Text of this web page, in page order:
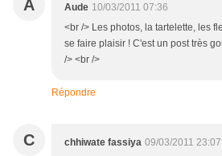
A Aude 10/03/2011 07:36
<br /> Les photos, la tartelette, les
se faire plaisir ! C'est un post très
/> <br />
Répondre
C chhiwate fassiya 09/03/2011 23:07